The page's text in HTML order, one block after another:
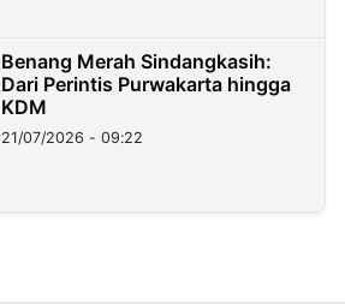
Benang Merah Sindangkasih:
Dari Perintis Purwakarta hingga
KDM
21/07/2026 - 09:22